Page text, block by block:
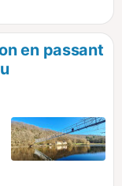
nuit
aux
en passant